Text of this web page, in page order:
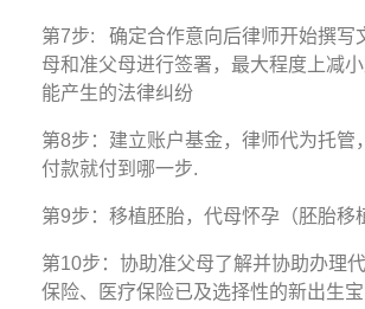
第7步: 确定合作意向后律师开始撰写
母和准父母进行签署，最大程度上减
能产生的法律纠纷
第8步：建立账户基金，律师代为托管
付款就付到哪一步.
第9步：移植胚胎，代母怀孕（胚胎移
第10步：协助准父母了解并协助办理
保险、医疗保险已及选择性的新出生